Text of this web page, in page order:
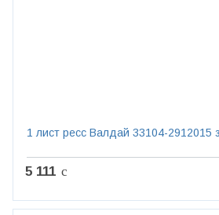
1 лист ресс Валдай 33104-
5 111 c